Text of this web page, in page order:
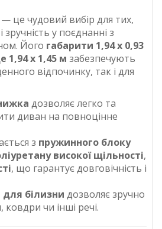
— це чудовий вибір для тих,
у поєднанні з
Його габарити 1,94 х 0,93
1,94 х 1,45 м забезпечують
відпочинку, так і для
дозволяє легко та
диван на повноцінне
з пружинного блоку
високої щільності,
, що гарантує довговічність і
для білизни дозволяє зручно
чи інші речі.